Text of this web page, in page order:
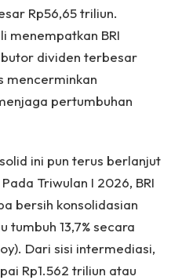
Rp56,65 triliun.
menempatkan BRI
dividen terbesar
mencerminkan
pertumbuhan
ini pun terus berlanjut
Triwulan I 2026, BRI
bersih konsolidasian
tumbuh 13,7% secara
Dari sisi intermediasi,
Rp1.562 triliun atau